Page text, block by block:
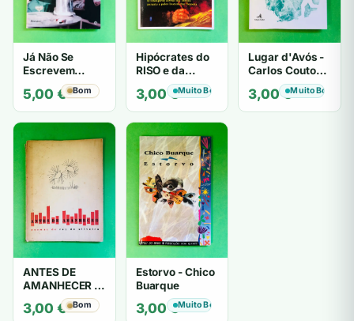
Já Não Se
Escrevem
Cartas de Amor
- Mário
Zambujal
5,00 € Bom
Hipócrates do
RISO e da
LOUCURA
3,00€Muito Bom
Lugar d'Avós -
Carlos Couto
Amaral
3,00€Muito Bom
ANTES DE
AMANHECER -
ruy de oliveira
3,00 € Bom
Estorvo - Chico
Buarque
3,00€Muito Bom